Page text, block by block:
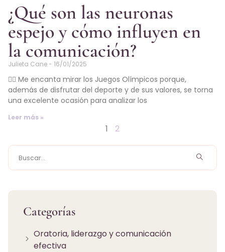
¿Qué son las neuronas
espejo y cómo influyen en
la comunicación?
Julieta Cane 16/01/2025
🤸‍♀️ Me encanta mirar los Juegos Olímpicos porque,
además de disfrutar del deporte y de sus valores, se torna
una excelente ocasión para analizar los
Leer más »
1 2
Categorías
Oratoria, liderazgo y comunicación
efectiva